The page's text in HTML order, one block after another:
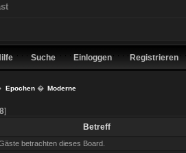
Suche Einloggen Registrieren
Epochen� Moderne
]
Betreff
betrachten dieses Board.